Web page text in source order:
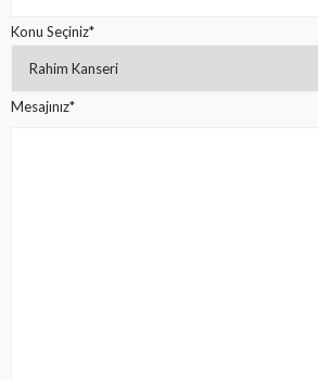
Konu Seçiniz*
Mesajınız*